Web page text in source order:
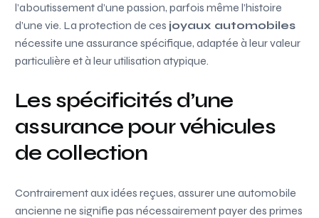
l’aboutissement d’une passion, parfois même l’histoire
d’une vie. La protection de ces joyaux automobiles
nécessite une assurance spécifique, adaptée à leur valeur
particulière et à leur utilisation atypique.
Les spécificités d’une
assurance pour véhicules
de collection
Contrairement aux idées reçues, assurer une automobile
ancienne ne signifie pas nécessairement payer des primes